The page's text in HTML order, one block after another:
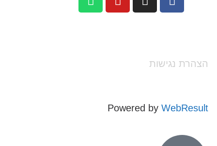
הצהרת נגישות
Powered byWebResult